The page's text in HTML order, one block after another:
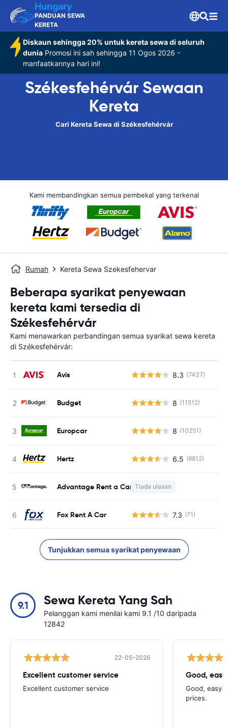
Hungary
PANDUAN SEWA
KERETA
Diskaun sehingga 20% untuk kereta sewa di seluruh
dunia Promosi ini sah sehingga 11 Ogos 2026 -
manfaatkannya hari ini!
Székesfehérvár Sewaan
Kereta
Cari Kereta Sewa di Székesfehérvár
Kami membandingkan semua pembekal yang terkenal
Rumah Kereta Sewa Szekesfehervar
Beberapa syarikat penyewaan
kereta kami tersedia di
Székesfehérvár
Kami menawarkan perbandingan semua syarikat sewa kereta
di Székesfehérvár:
Avis 8.3 (7437)
Budget 8 (11512)
Europcar 8 (10251)
Hertz 6.5 (8812)
Advantage Rent a Car Tiada ulasan
Fox Rent A Car 7.3 (71)
Tunjukkan semua syarikat penyewaan
9.1 Sewa Kereta Yang Sah
Pelanggan kami menilai kami 9.1 /10 daripada
12842
22-05-2026
Excellent customer service
Excellent customer service
Good,
Good, easy
prices.